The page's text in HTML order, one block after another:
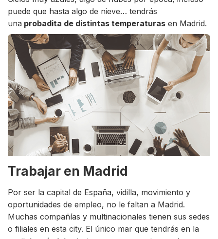
puede que hasta algo de nieve… tendrás
una probadita de distintas temperaturas en Madrid.
Trabajar en Madrid
Por ser la capital de España, vidilla, movimiento y
oportunidades de empleo, no le faltan a Madrid.
Muchas compañías y multinacionales tienen sus sedes
o filiales en esta city. El único mar que tendrás en la